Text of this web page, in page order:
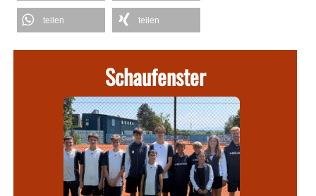
teilen teilen
Schaufenster